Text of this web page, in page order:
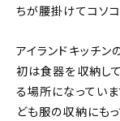
ちが腰掛けてコソコ
アイランドキッチ
初は食器を収納し
る場所になってい
ども服の収納にもっ